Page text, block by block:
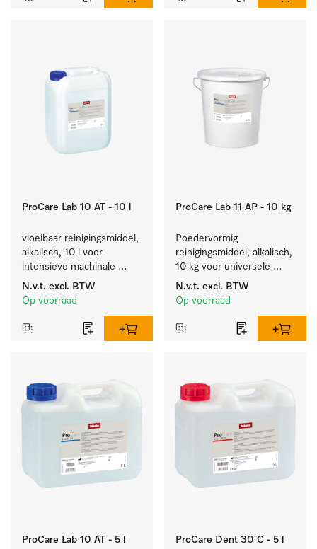
ProCare Lab 10 AT - 10 l
vloeibaar reinigingsmiddel,
alkalisch, 10 l voor
intensieve machinale
reiniging van
laboratoriumglaswerk en -
N.v.t. excl. BTW
Op voorraad
ProCare Lab 11 AP - 10 kg
Poedervormig
reinigingsmiddel, alkalisch,
10 kg voor universele
machinale reiniging van
laboratoriumglaswerk en -
N.v.t. excl. BTW
Op voorraad
ProCare Lab 10 AT - 5 l ProCare Dent 30 C - 5 l